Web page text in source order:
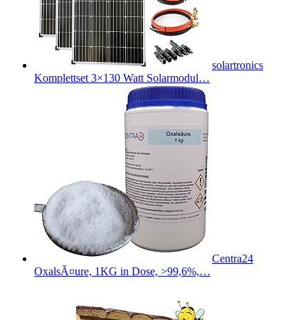
solartronics
Komplettset 3×130 Watt Solarmodul…
Centra24
OxalsÃ¤ure, 1KG in Dose, >99,6%,…